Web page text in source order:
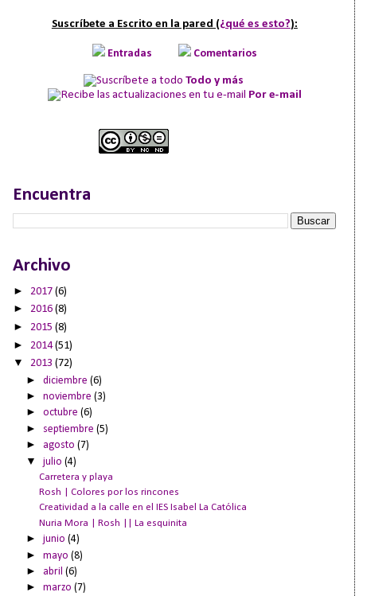
Suscríbete a Escrito en la pared (¿qué es esto?):
Entradas Comentarios
Todo y más
Por e-mail
Encuentra
Archivo
► 2017 (6)
► 2016 (8)
► 2015 (8)
► 2014(51)
▼ 2013 (72)
►diciembre(6)
►noviembre(3)
►octubre(6)
► septiembre(5)
► agosto(7)
▼julio(4)
Carretera y playa
Rosh | Colores por los rincones
Creatividad a la calle en el IES Isabel La Católica
Nuria Mora | Rosh || La esquinita
►junio(4)
►mayo(8)
► abril(6)
►marzo(7)